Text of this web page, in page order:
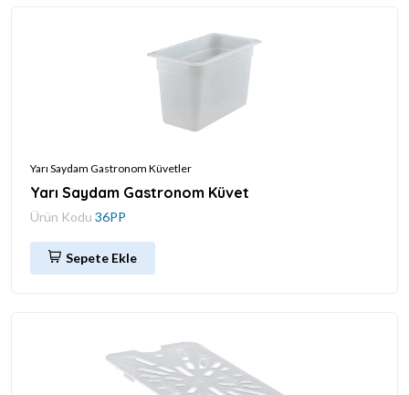
Yarı Saydam Gastronom Küvetler
Yarı Saydam Gastronom Küvet
Ürün Kodu 36PP
Sepete Ekle